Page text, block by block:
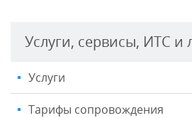
Услуги, сервисы, ИТС и
Услуги
Тарифы сопровождения